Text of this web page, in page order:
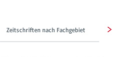
Zeitschriften nach Fachgebiet